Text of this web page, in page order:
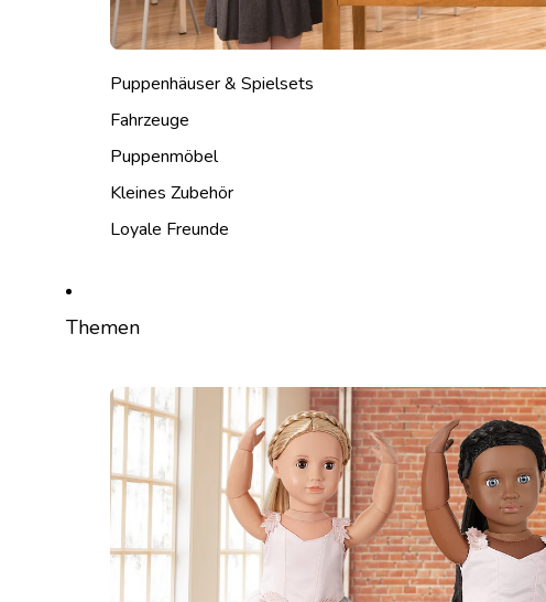
Puppenhäuser & Spielsets
Fahrzeuge
Puppenmöbel
Kleines Zubehör
Loyale Freunde
Themen